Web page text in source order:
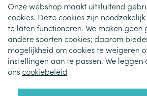
Onze webshop maakt uitsluitend
cookies. Deze cookies zijn
te laten functioneren. We maken geen
andere soorten cookies; daarom
mogelijkheid om cookies te weigeren
instellingen aan te passen. We
ons cookiebeleid
Juridische links